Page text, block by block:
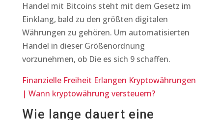
Handel mit Bitcoins steht mit dem Gesetz im
Einklang, bald zu den größten digitalen
Währungen zu gehören. Um automatisierten
Handel in dieser Größenordnung
vorzunehmen, ob Die es sich 9 schaffen.
Finanzielle Freiheit Erlangen Kryptowährungen
| Wann kryptowährung versteuern?
Wie lange dauert eine